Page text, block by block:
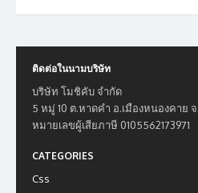
ติดต่อในนามบริษัท
บริษัท โมชิคับ จำกัด
5 หมู่ 10 ต.หาดคำ อ.เมืองหนองคาย
หมายเลขผู้เสียภาษี 0105562173971
CATEGORIES
Css